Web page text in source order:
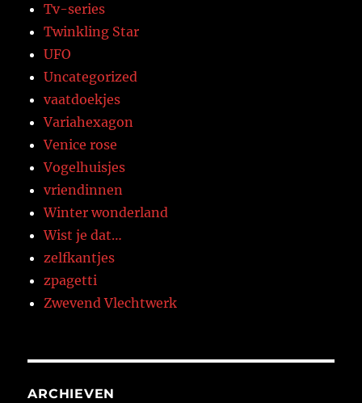
Tv-series
Twinkling Star
UFO
Uncategorized
vaatdoekjes
Variahexagon
Venice rose
Vogelhuisjes
vriendinnen
Winter wonderland
Wist je dat…
zelfkantjes
zpagetti
Zwevend Vlechtwerk
ARCHIEVEN